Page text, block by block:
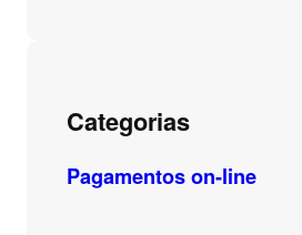
Categorias
Pagamentos on-line